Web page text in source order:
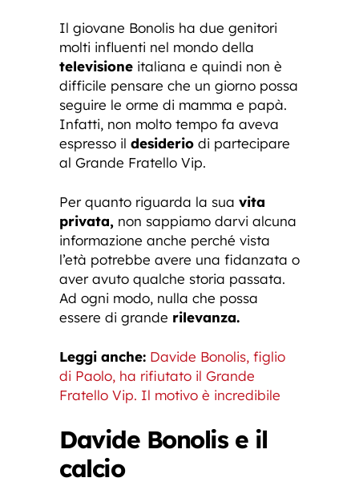
Il giovane Bonolis ha due genitori
molti influenti nel mondo della
televisione italiana e quindi non è
difficile pensare che un giorno possa
seguire le orme di mamma e papà.
Infatti, non molto tempo fa aveva
espresso il desiderio di partecipare
al Grande Fratello Vip.
Per quanto riguarda la sua vita
privata, non sappiamo darvi alcuna
informazione anche perché vista
l’età potrebbe avere una fidanzata o
aver avuto qualche storia passata.
Ad ogni modo, nulla che possa
essere di grande rilevanza.
Leggi anche: Davide Bonolis, figlio
di Paolo, ha rifiutato il Grande
Fratello Vip. Il motivo è incredibile
Davide Bonolis e il
calcio